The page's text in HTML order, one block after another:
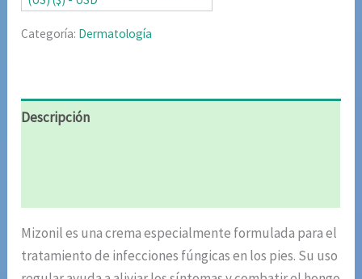
$85.02.$42.51.
Categoría: Dermatología
Descripción
Mizonil es una crema especialmente formulada para el
tratamiento de infecciones fúngicas en los pies. Su uso